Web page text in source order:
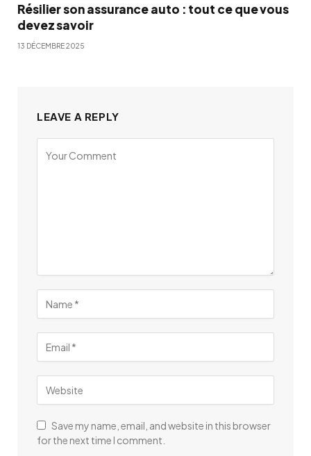
Résilier son assurance auto : tout ce que vous
devez savoir
13 DÉCEMBRE 2025
LEAVE A REPLY
Save my name, email, and website in this browser
for the next time I comment.